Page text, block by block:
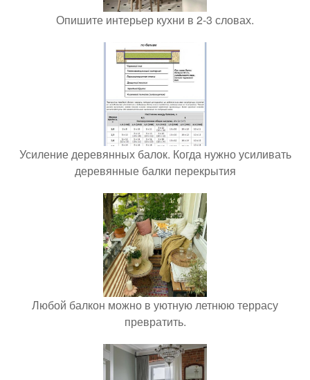
Опишите интерьер кухни в 2-3 словах.
Усиление деревянных балок. Когда нужно усиливать
деревянные балки перекрытия
Любой балкон можно в уютную летнюю террасу
превратить.